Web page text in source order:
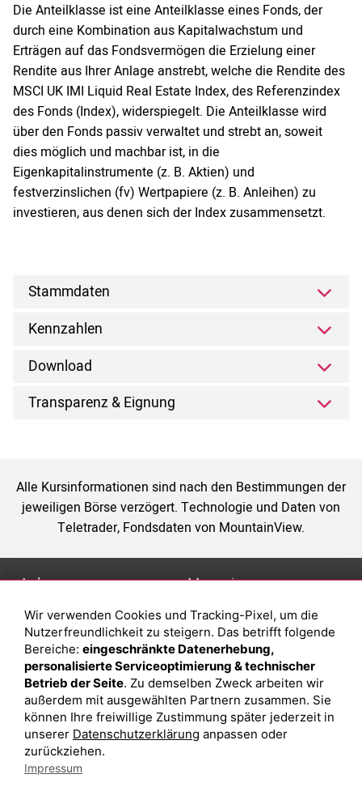
Die Anteilklasse ist eine Anteilklasse eines Fonds, der
durch eine Kombination aus Kapitalwachstum und
Erträgen auf das Fondsvermögen die Erzielung einer
Rendite aus Ihrer Anlage anstrebt, welche die Rendite des
MSCI UK IMI Liquid Real Estate Index, des Referenzindex
des Fonds (Index), widerspiegelt. Die Anteilklasse wird
über den Fonds passiv verwaltet und strebt an, soweit
dies möglich und machbar ist, in die
Eigenkapitalinstrumente (z. B. Aktien) und
festverzinslichen (fv) Wertpapiere (z. B. Anleihen) zu
investieren, aus denen sich der Index zusammensetzt.
Stammdaten
Kennzahlen
Download
Transparenz & Eignung
Alle Kursinformationen sind nach den Bestimmungen der
jeweiligen Börse verzögert. Technologie und Daten von
Teletrader, Fondsdaten von MountainView.
Anlage
Depot eröffnen
Depot vergleichen
Junior Depot
Top-Seller-Fonds
Top-Fonds
Fonds-Suche
Magazin
Was sind sind ETFs?
Sparplan Vorteile
Was ist ein Fonds?
Wir verwenden Cookies und Tracking-Pixel, um die
Nutzerfreundlichkeit zu steigern. Das betrifft folgende
Bereiche: eingeschränkte Datenerhebung,
personalisierte Serviceoptimierung & technischer
Betrieb der Seite. Zu demselben Zweck arbeiten wir
außerdem mit ausgewählten Partnern zusammen. Sie
können Ihre freiwillige Zustimmung später jederzeit in
unserer Datenschutzerklärung anpassen oder
zurückziehen.
Impressum